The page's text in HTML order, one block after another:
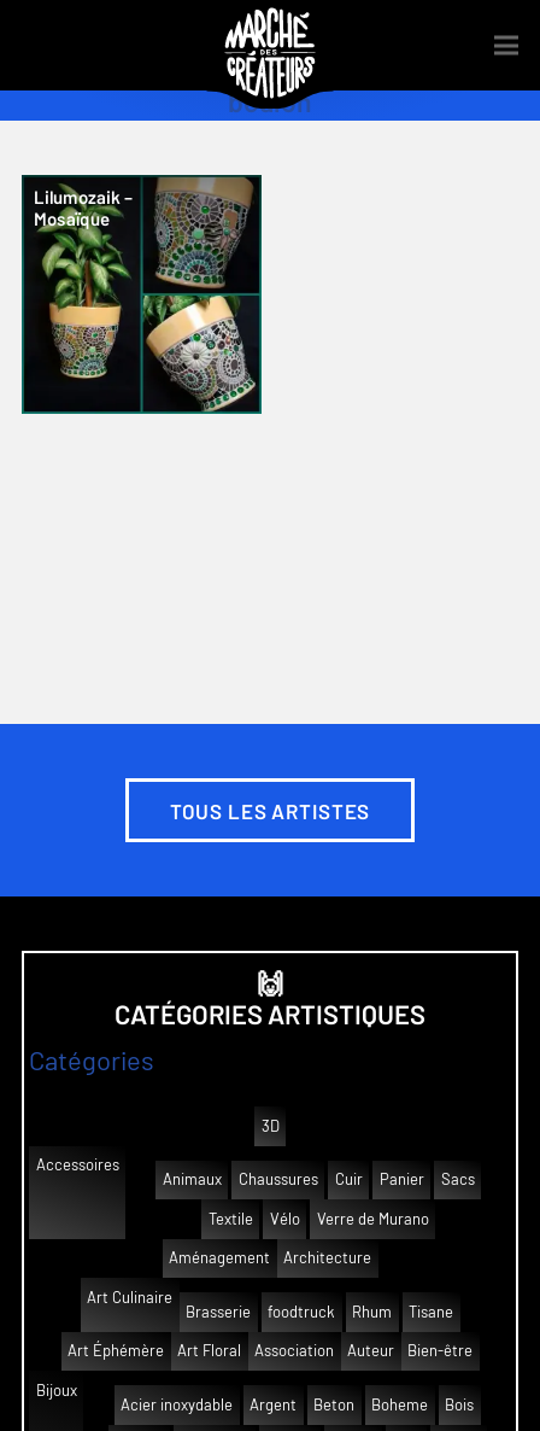
boulon
Lilumozaik –
Mosaïque
TOUS LES ARTISTES
🙌
CATÉGORIES ARTISTIQUES
Catégories
3D
Accessoires
Animaux
Chaussures Cuir Panier Sacs
Textile Vélo Verre de Murano
Aménagement Architecture
Art Culinaire
Brasserie
foodtruck Rhum Tisane
Art Éphémère Art Floral Association Auteur Bien-être
Bijoux
Acier inoxydable
Argent Beton Boheme Bois